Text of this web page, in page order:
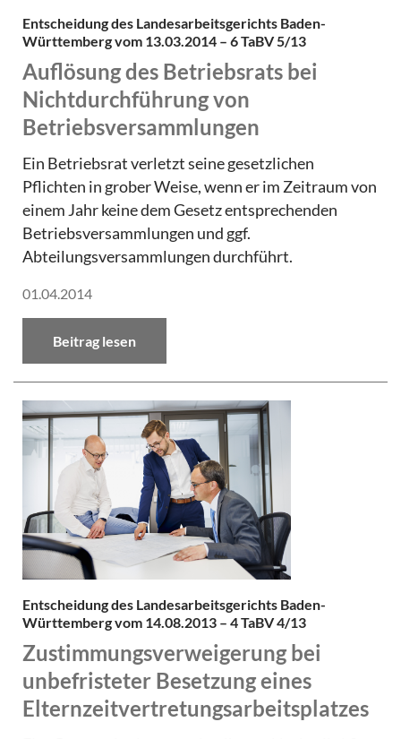
Entscheidung des Landesarbeitsgerichts Baden-
Württemberg vom 13.03.2014 – 6 TaBV 5/13
Auflösung des Betriebsrats bei
Nichtdurchführung von
Betriebsversammlungen
Ein Betriebsrat verletzt seine gesetzlichen
Pflichten in grober Weise, wenn er im Zeitraum von
einem Jahr keine dem Gesetz entsprechenden
Betriebsversammlungen und ggf.
Abteilungsversammlungen durchführt.
01.04.2014
Beitrag lesen
Entscheidung des Landesarbeitsgerichts Baden-
Württemberg vom 14.08.2013 – 4 TaBV 4/13
Zustimmungsverweigerung bei
unbefristeter Besetzung eines
Elternzeitvertretungsarbeitsplatzes